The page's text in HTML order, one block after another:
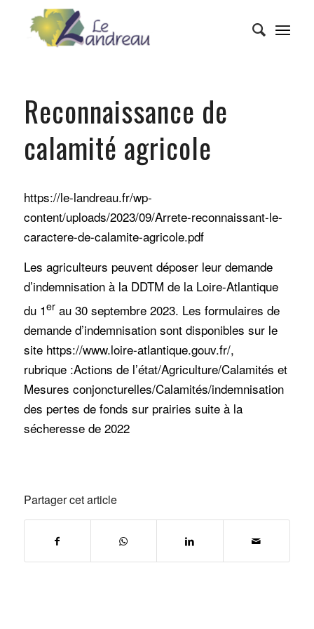
Reconnaissance de
calamité agricole
https://le-landreau.fr/wp-
content/uploads/2023/09/Arrete-reconnaissant-le-
caractere-de-calamite-agricole.pdf
Les agriculteurs peuvent déposer leur demande
d’indemnisation à la DDTM de la Loire-Atlantique
du 1erau 30 septembre 2023. Les formulaires de
demande d’indemnisation sont disponibles sur le
site https://www.loire-atlantique.gouv.fr/,
rubrique :Actions de l’état/Agriculture/Calamités et
Mesures conjoncturelles/Calamités/indemnisation
des pertes de fonds sur prairies suite à la
sécheresse de 2022
Partager cet article